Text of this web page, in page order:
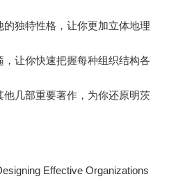
独特性格，让你更加立体地理
让你快速把握每种组织结构各
几部重要著作，为你还原明茨
Effective Organizations